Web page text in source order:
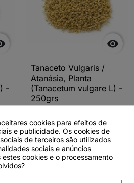
-

Tanaceto Vulgaris /
Atanásia, Planta
(Tanacetum vulgare L) -
250grs
Ver detalhes
cookies para efeitos de
e publicidade. Os cookies de
de terceiros são utilizados
sociais e anúncios
cookies e o processamento